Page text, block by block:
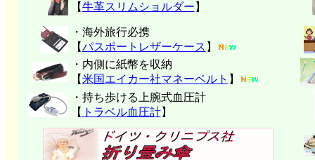
【牛革スリムショルダー 】
・海外旅行必携
【パスポートレザーケース 】
・内側に紙幣を収納
【米国エイカー社マネーベルト 】
・持ち歩ける上腕式血圧計
【 トラベル血圧計】